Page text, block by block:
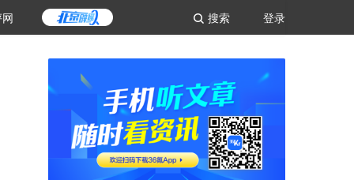
登录
搜索